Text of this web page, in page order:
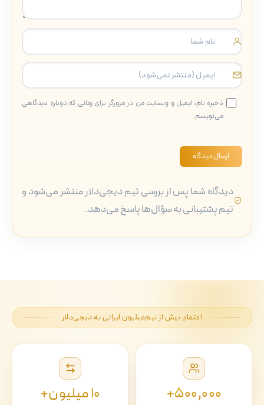
ذخیره نام، ایمیل و وبسایت من در مرورگر برای زمانی که دوباره دیدگاهی
می‌نویسم.
ارسال دیدگاه
دیدگاه شما پس از بررسی تیم دیجی‌دلار منتشر می‌شود و
تیم پشتیبانی به سؤال‌ها پاسخ می‌دهد.
اعتمادِ بیش از نیم‌میلیون ایرانی به دیجی‌دلار
۵۰۰٬۰۰۰+ ۱۰ میلیون+